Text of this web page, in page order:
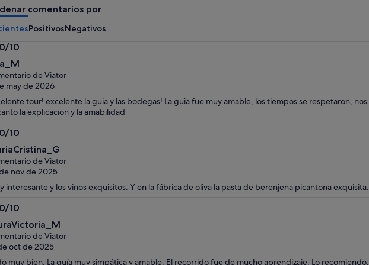
por
inferior
comentarios por
PositivosNegativos
10
de Viator
may de 2026
tour! excelente la guia y las bodegas! La guia fue muy amable, los tiempos se respetaron, nos
la explicacion y la amabilidad
10
de Viator
nov de 2025
interesante y los vinos exquisitos. Y en la fábrica de oliva la pasta de berenjena picantona exquisita.
10
de Viator
oct de 2025
muy bien. La guía muy simpática y amable. El recorrido fue de mucho aprendizaje. Lo recomiendo.